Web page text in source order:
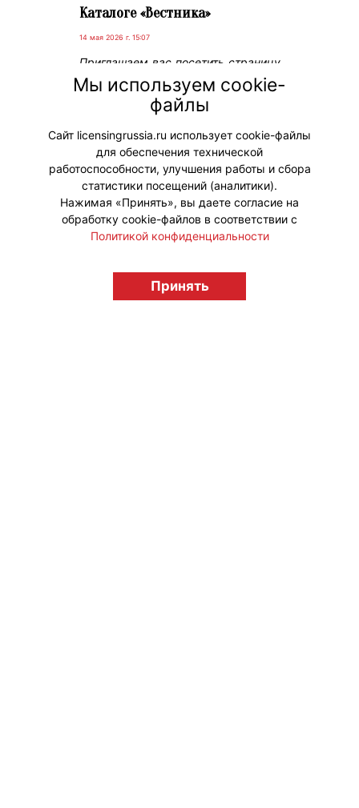
Каталоге «Вестника»
14 мая 2026 г. 15:07
Приглашаем вас посетить страницу
новой компании в Каталоге –
«Агама Медиа» и познакомиться с
ее брендами: «Маша и Медведь» и
«Маша и Медведь. Друзья».
#НовыеЛицензии #НовостиКаталога
licensingrussia.ru, 2009-2026 12+
Мы используем cookie-
файлы
Сайт licensingrussia.ru использует cookie-файлы
для обеспечения технической
работоспособности, улучшения работы и сбора
статистики посещений (аналитики).
Нажимая «Принять», вы даете согласие на
обработку cookie-файлов в соответствии с
Политикой конфиденциальности
Принять